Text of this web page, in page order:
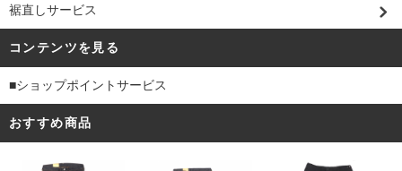
裾直しサービス
コンテンツを見る
■ショップポイントサービス
おすすめ商品